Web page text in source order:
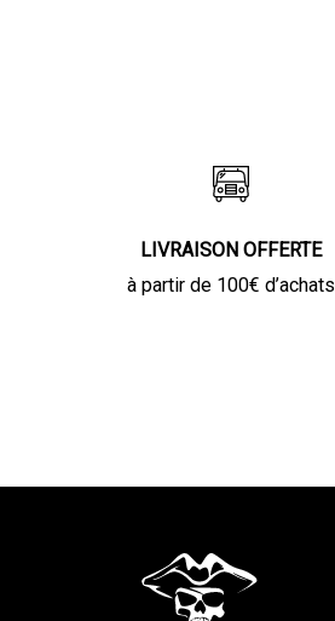
LIVRAISON OFFERTE
à partir de 100€ d’achats